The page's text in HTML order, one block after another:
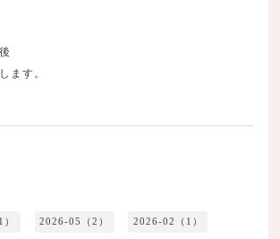
ます。
2026-05（2） 2026-02（1）